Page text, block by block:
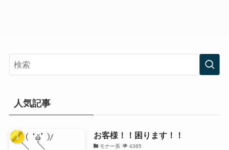
人気記事
お客様！！困ります！！
モナー系 4385